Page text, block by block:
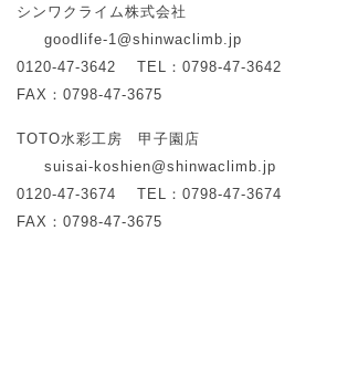
シンワクライム株式会社
goodlife-1@shinwaclimb.jp
0120-47-3642
TEL：0798-47-3642
FAX：0798-47-3675
TOTO水彩工房 甲子園店
suisai-koshien@shinwaclimb.jp
0120-47-3674
TEL：0798-47-3674
FAX：0798-47-3675